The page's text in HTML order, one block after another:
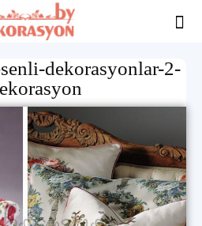
dekorasyonlar-2-